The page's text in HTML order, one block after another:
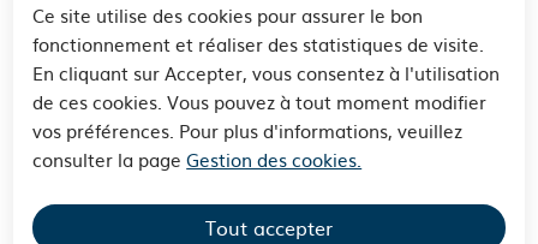
Ce site utilise des cookies pour assurer le bon
fonctionnement et réaliser des statistiques de visite.
En cliquant sur Accepter, vous consentez à l'utilisation
de ces cookies. Vous pouvez à tout moment modifier
vos préférences. Pour plus d'informations, veuillez
consulter la pageGestion des cookies.
Tout accepter
Devenez acteurs de la "Saison
des pollinisateurs !"